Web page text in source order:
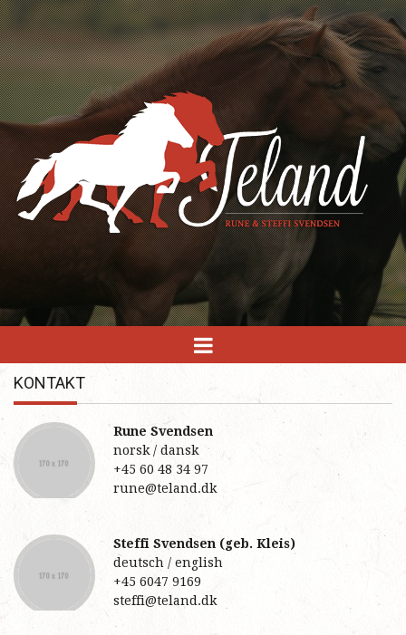
KONTAKT
Rune Svendsen
norsk / dansk
+45 60 48 34 97
rune@teland.dk
Steffi Svendsen (geb. Kleis)
deutsch / english
+45 6047 9169
steffi@teland.dk